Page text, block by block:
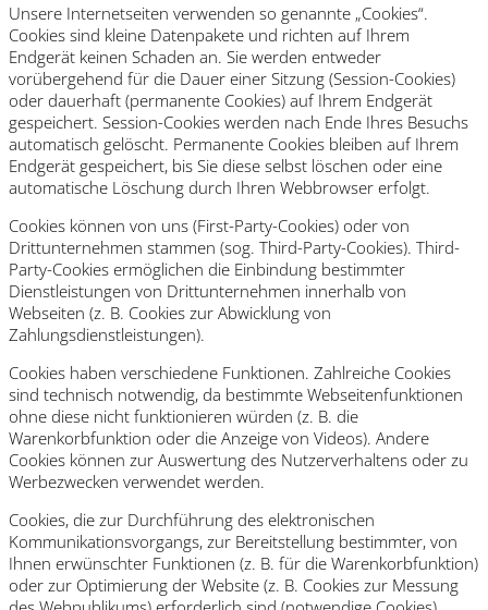
Unsere Internetseiten verwenden so genannte „Cookies“.
Cookies sind kleine Datenpakete und richten auf Ihrem
Endgerät keinen Schaden an. Sie werden entweder
vorübergehend für die Dauer einer Sitzung (Session-Cookies)
oder dauerhaft (permanente Cookies) auf Ihrem Endgerät
gespeichert. Session-Cookies werden nach Ende Ihres Besuchs
automatisch gelöscht. Permanente Cookies bleiben auf Ihrem
Endgerät gespeichert, bis Sie diese selbst löschen oder eine
automatische Löschung durch Ihren Webbrowser erfolgt.
Cookies können von uns (First-Party-Cookies) oder von
Drittunternehmen stammen (sog. Third-Party-Cookies). Third-
Party-Cookies ermöglichen die Einbindung bestimmter
Dienstleistungen von Drittunternehmen innerhalb von
Webseiten (z. B. Cookies zur Abwicklung von
Zahlungsdienstleistungen).
Cookies haben verschiedene Funktionen. Zahlreiche Cookies
sind technisch notwendig, da bestimmte Webseitenfunktionen
ohne diese nicht funktionieren würden (z. B. die
Warenkorbfunktion oder die Anzeige von Videos). Andere
Cookies können zur Auswertung des Nutzerverhaltens oder zu
Werbezwecken verwendet werden.
Cookies, die zur Durchführung des elektronischen
Kommunikationsvorgangs, zur Bereitstellung bestimmter, von
Ihnen erwünschter Funktionen (z. B. für die Warenkorbfunktion)
oder zur Optimierung der Website (z. B. Cookies zur Messung